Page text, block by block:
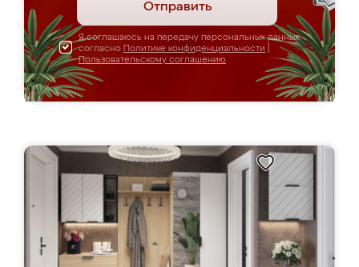
Отправить
Я соглашаюсь на передачу персональных данных
согласно Политике конфиденциальности
Пользовательскому соглашению